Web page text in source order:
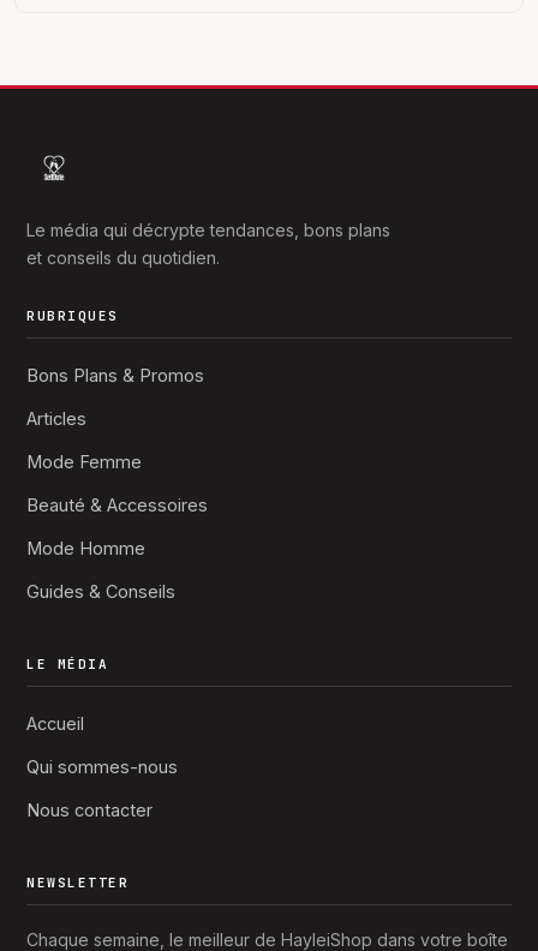
Le média qui décrypte tendances, bons plans
et conseils du quotidien.
RUBRIQUES
Bons Plans & Promos
Articles
Mode Femme
Beauté & Accessoires
Mode Homme
Guides & Conseils
LE MÉDIA
Accueil
Qui sommes-nous
Nous contacter
NEWSLETTER
Chaque semaine, le meilleur de HayleiShop dans votre boîte